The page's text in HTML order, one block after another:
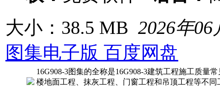
大小：38.5 MB 2026年06
图集电子版 百度网盘
16G908-3图集的全称是16G908-3建筑工程施工质量
楼地面工程、抹灰工程、门窗工程和吊顶工程等不